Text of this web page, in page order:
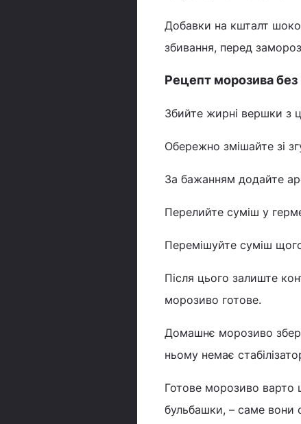
Добавки на кшталт
збивання, перед
Рецепт морозива без
Збийте жирні вершки з
Обережно змішайте зі
За бажанням додайте
Перелийте суміш у
Перемішуйте суміш
Після цього залиште
морозиво готове.
Домашнє морозиво
ньому немає
Готове морозиво варто
бульбашки, – саме вони